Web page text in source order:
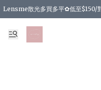
Lensme散光多買多平✿低至$150/
台灣Karacon⁩✧日拋 特價清貨❁⃘
日本韓國多款日/月拋現貨☼ 特價❤︎
🇰🇷韓國多款月拋現貨 特價兩對
精選商品，任選買2件或以上9 折
精選商品，任選買2件HKD 140.00
精選商品，任選買2件HKD 190.00
精選商品，任選買2件HKD 110.00
精選商品，任選買2件HKD 170.00
精選商品，任選買2件或以上減HKD
精選商品，任選買2件或以上減HKD
精選商品，任選買2件或以上95
精選商品，任選買12件或以上87 折
精選商品，任選買2件或以上減
精選商品，任選買2件或以上95 折
購物滿 HKD 800.00即享免運費優